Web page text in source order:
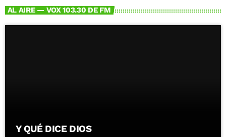
AL AIRE — VOX 103.30 DE FM
Y QUÉ DICE DIOS